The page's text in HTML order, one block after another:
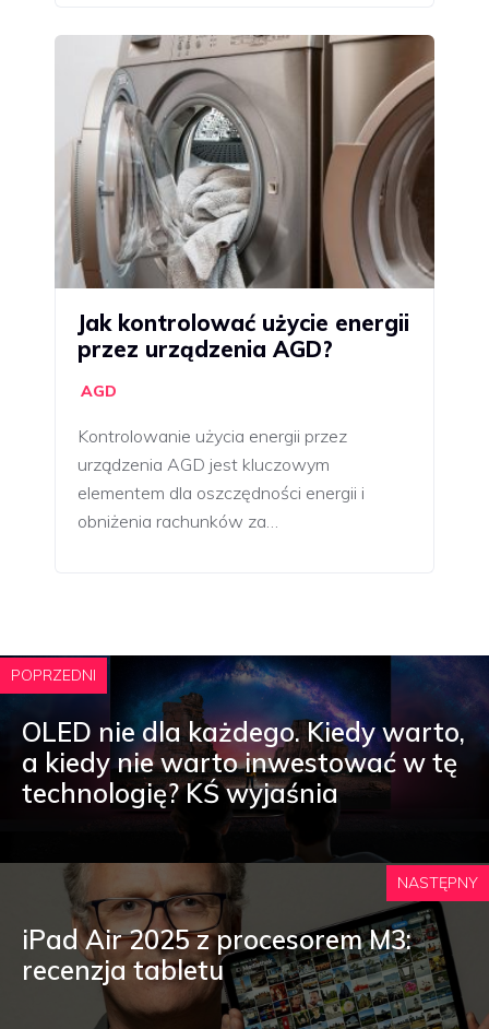
Jak kontrolować użycie energii
przez urządzenia AGD?
AGD
Kontrolowanie użycia energii przez
urządzenia AGD jest kluczowym
elementem dla oszczędności energii i
obniżenia rachunków za…
POPRZEDNI
OLED nie dla każdego. Kiedy warto,
a kiedy nie warto inwestować w tę
technologię? KŚ wyjaśnia
NASTĘPNY
iPad Air 2025 z procesorem M3:
recenzja tabletu